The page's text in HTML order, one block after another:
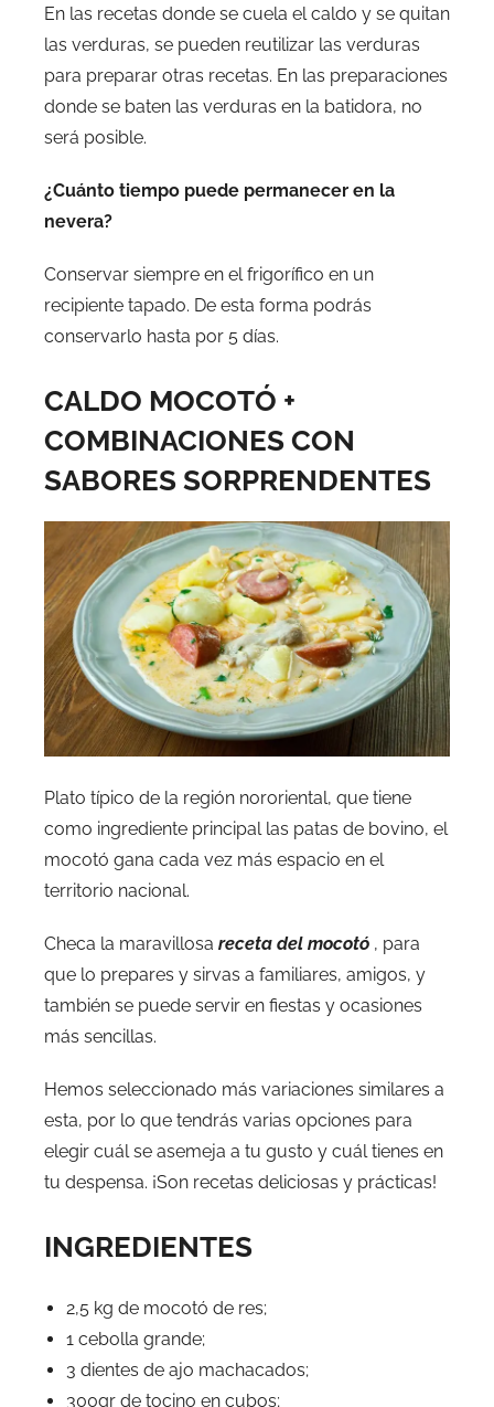
En las recetas donde se cuela el caldo y se quitan
las verduras, se pueden reutilizar las verduras
para preparar otras recetas. En las preparaciones
donde se baten las verduras en la batidora, no
será posible.
¿Cuánto tiempo puede permanecer en la
nevera?
Conservar siempre en el frigorífico en un
recipiente tapado. De esta forma podrás
conservarlo hasta por 5 días.
CALDO MOCOTÓ +
COMBINACIONES CON
SABORES SORPRENDENTES
Plato típico de la región nororiental, que tiene
como ingrediente principal las patas de bovino, el
mocotó gana cada vez más espacio en el
territorio nacional.
Checa la maravillosa receta del mocotó , para
que lo prepares y sirvas a familiares, amigos, y
también se puede servir en fiestas y ocasiones
más sencillas.
Hemos seleccionado más variaciones similares a
esta, por lo que tendrás varias opciones para
elegir cuál se asemeja a tu gusto y cuál tienes en
tu despensa. ¡Son recetas deliciosas y prácticas!
INGREDIENTES
2,5 kg de mocotó de res;
1 cebolla grande;
3 dientes de ajo machacados;
300gr de tocino en cubos;